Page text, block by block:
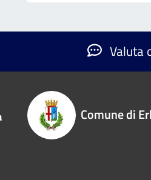
Valuta
Comune di